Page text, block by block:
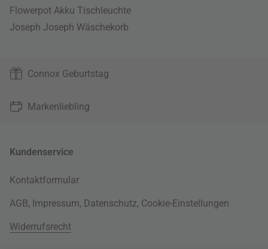
Flowerpot Akku Tischleuchte
Joseph Joseph Wäschekorb
Connox Geburtstag
Markenliebling
Kundenservice
Kontaktformular
AGB, Impressum, Datenschutz, Cookie-Einstellungen
Widerrufsrecht